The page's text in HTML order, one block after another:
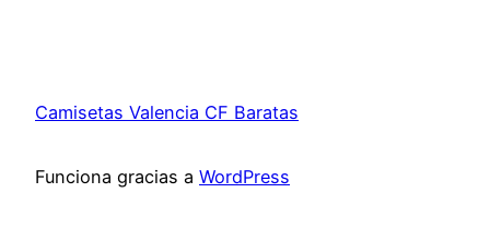
Camisetas Valencia CF Baratas
Funciona gracias a WordPress